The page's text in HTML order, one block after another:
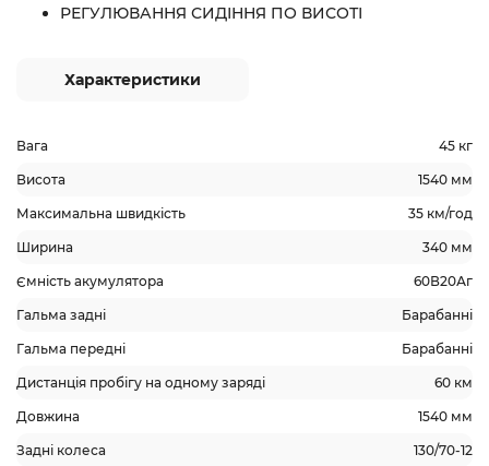
РЕГУЛЮВАННЯ СИДІННЯ ПО ВИСОТІ
Характеристики
Вага 45 кг
Висота 1540 мм
Максимальна швидкість 35 км/год
Ширина 340 мм
Ємність акумулятора 60В20Аг
Гальма задні Барабанні
Гальма передні Барабанні
Дистанція пробігу на одному заряді 60 км
Довжина 1540 мм
Задні колеса 130/70-12